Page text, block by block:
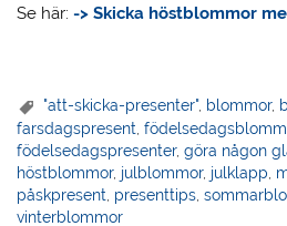
Se här:-> Skicka höstblommor
"att-skicka-presenter", blommor,
farsdagspresent ,
födelsedagspresenter,göra någon
höstblommor, julblommor, julklapp
påskpresent presenttips ,
vinterblommor